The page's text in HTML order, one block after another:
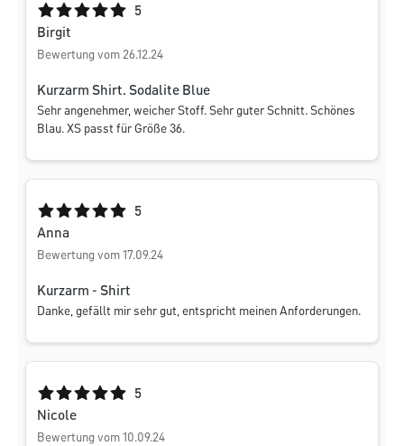
Durchschnittliche Bewertung von 5 von 5 Sternen
5
Birgit
Bewertung vom 26.12.24
Kurzarm Shirt. Sodalite Blue
Sehr angenehmer, weicher Stoff. Sehr guter Schnitt. Schönes
Blau. XS passt für Größe 36.
Durchschnittliche Bewertung von 5 von 5 Sternen
5
Anna
Bewertung vom 17.09.24
Kurzarm - Shirt
Danke, gefällt mir sehr gut, entspricht meinen Anforderungen.
Durchschnittliche Bewertung von 5 von 5 Sternen
5
Nicole
Bewertung vom 10.09.24